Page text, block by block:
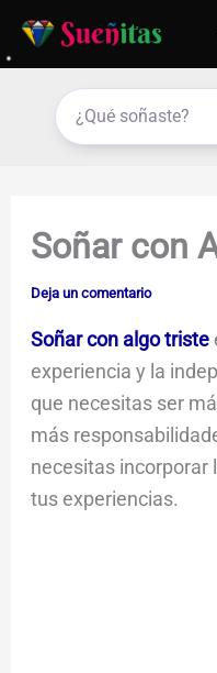
Soñar con
Deja un comentario
Soñar con algo triste
experiencia y la
que necesitas ser
más
necesitas incorporar
tus experiencias.